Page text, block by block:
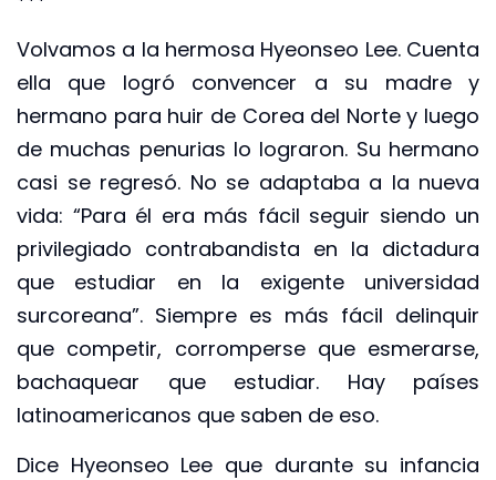
Volvamos a la hermosa Hyeonseo Lee. Cuenta
ella que logró convencer a su madre y
hermano para huir de Corea del Norte y luego
de muchas penurias lo lograron. Su hermano
casi se regresó. No se adaptaba a la nueva
vida: “Para él era más fácil seguir siendo un
privilegiado contrabandista en la dictadura
que estudiar en la exigente universidad
surcoreana”. Siempre es más fácil delinquir
que competir, corromperse que esmerarse,
bachaquear que estudiar. Hay países
latinoamericanos que saben de eso.
Dice Hyeonseo Lee que durante su infancia